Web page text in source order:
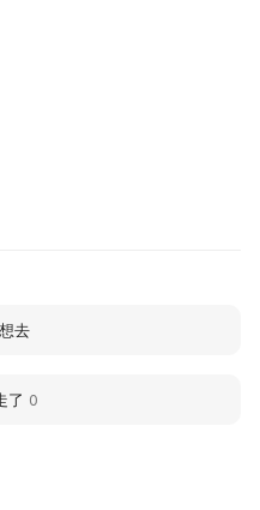
去
了 0